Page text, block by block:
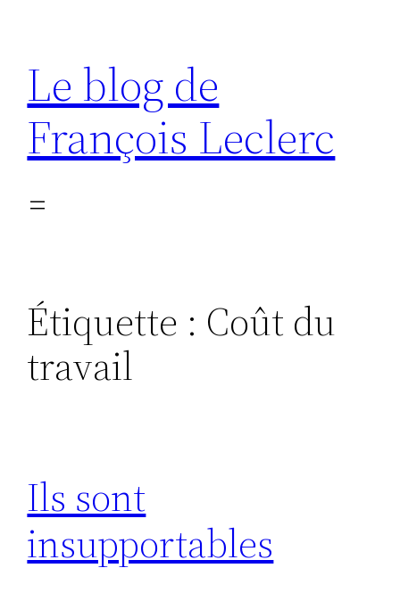
contenu
Le blog de
François Leclerc
Étiquette : Coût du
travail
Ils sont
insupportables